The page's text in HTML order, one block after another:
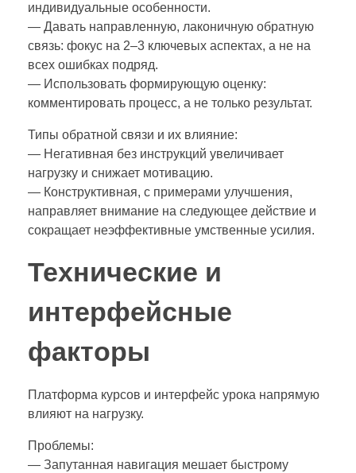
индивидуальные особенности.
— Давать направленную, лаконичную обратную
связь: фокус на 2–3 ключевых аспектах, а не на
всех ошибках подряд.
— Использовать формирующую оценку:
комментировать процесс, а не только результат.
Типы обратной связи и их влияние:
— Негативная без инструкций увеличивает
нагрузку и снижает мотивацию.
— Конструктивная, с примерами улучшения,
направляет внимание на следующее действие и
сокращает неэффективные умственные усилия.
Технические и
интерфейсные
факторы
Платформа курсов и интерфейс урока напрямую
влияют на нагрузку.
Проблемы:
— Запутанная навигация мешает быстрому